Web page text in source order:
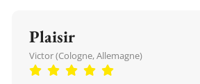
Plaisir
Victor (Cologne, Allemagne)